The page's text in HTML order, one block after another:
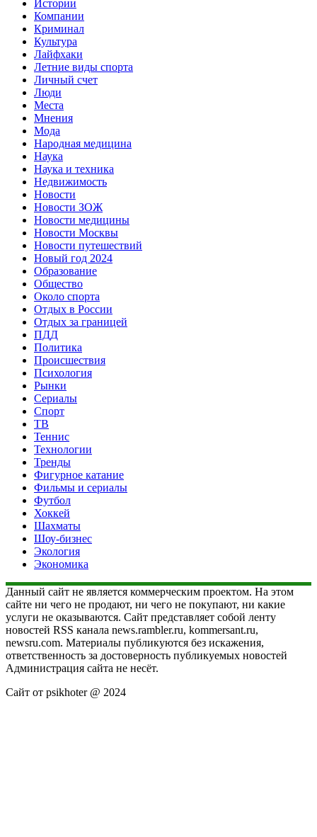
Истории
Компании
Криминал
Культура
Лайфхаки
Летние виды спорта
Личный счет
Люди
Места
Мнения
Мода
Народная медицина
Наука
Наука и техника
Недвижимость
Новости
Новости ЗОЖ
Новости медицины
Новости Москвы
Новости путешествий
Новый год 2024
Образование
Общество
Около спорта
Отдых в России
Отдых за границей
ПДД
Политика
Происшествия
Психология
Рынки
Сериалы
Спорт
ТВ
Теннис
Технологии
Тренды
Фигурное катание
Фильмы и сериалы
Футбол
Хоккей
Шахматы
Шоу-бизнес
Экология
Экономика
Данный сайт не является коммерческим проектом. На этом
сайте ни чего не продают, ни чего не покупают, ни какие
услуги не оказываются. Сайт представляет собой ленту
новостей RSS канала news.rambler.ru, kommersant.ru,
newsru.com. Материалы публикуются без искажения,
ответственность за достоверность публикуемых новостей
Администрация сайта не несёт.
Сайт от psikhoter @ 2024